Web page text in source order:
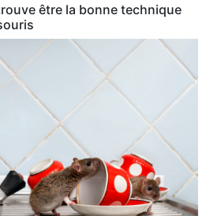
être la bonne technique